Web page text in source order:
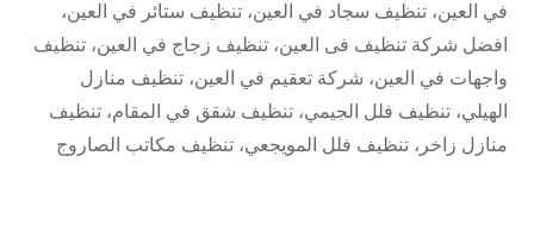
في العين، تنظيف سجاد في العين، تنظيف ستائر في العين،
افضل شركة تنظيف فى العين، تنظيف زجاج في العين، تنظيف
واجهات في العين، شركة تعقيم في العين، تنظيف منازل
الهيلي، تنظيف فلل الجيمي، تنظيف شقق في المقام، تنظيف
منازل زاخر، تنظيف فلل المويجعي، تنظيف مكاتب الصاروج